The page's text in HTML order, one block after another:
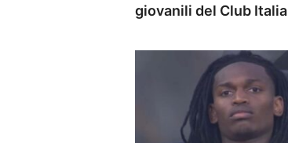
giovanili del Club Italia